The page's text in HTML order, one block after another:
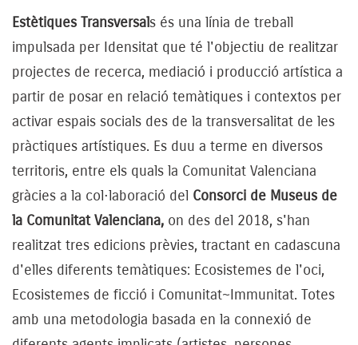
Estètiques Transversals és una línia de treball
impulsada per Idensitat que té l'objectiu de realitzar
projectes de recerca, mediació i producció artística a
partir de posar en relació temàtiques i contextos per
activar espais socials des de la transversalitat de les
pràctiques artístiques. Es duu a terme en diversos
territoris, entre els quals la Comunitat Valenciana
gràcies a la col·laboració del Consorci de Museus de
la Comunitat Valenciana, on des del 2018, s'han
realitzat tres edicions prèvies, tractant en cadascuna
d'elles diferents temàtiques: Ecosistemes de l'oci,
Ecosistemes de ficció i Comunitat~Immunitat. Totes
amb una metodologia basada en la connexió de